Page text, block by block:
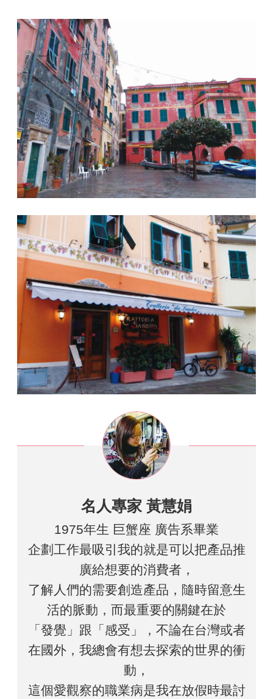
名人專家 黃慧娟
1975年生 巨蟹座 廣告系畢業
企劃工作最吸引我的就是可以把產品推
廣給想要的消費者，
了解人們的需要創造產品，隨時留意生
活的脈動，而最重要的關鍵在於
「發覺」跟「感受」，不論在台灣或者
在國外，我總會有想去探索的世界的衝
動，
這個愛觀察的職業病是我在放假時最討